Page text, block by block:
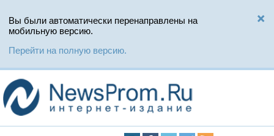
Вы были автоматически перенаправлены на
мобильную версию.
Перейти на полную версию.